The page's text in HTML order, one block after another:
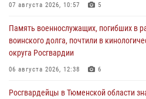
07 августа 2026, 10:57 5
Память военнослужащих, погибших в
воинского долга, почтили в
округа Росгвардии
06 августа 2026, 12:38 6
Росгвардейцы в Тюменской области